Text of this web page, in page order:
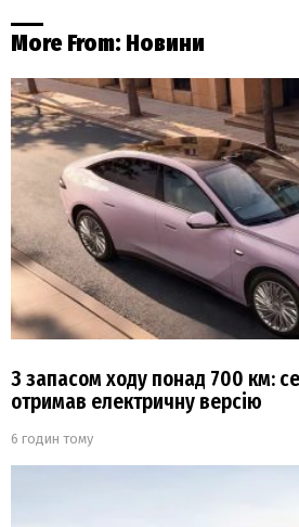
More From: Новини
З запасом ходу понад 700 км:
отримав електричну версію
6 годин тому